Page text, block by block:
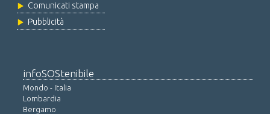
Comunicati stampa
Pubblicità
infoSOStenibile
Mondo - Italia
Lombardia
Bergamo